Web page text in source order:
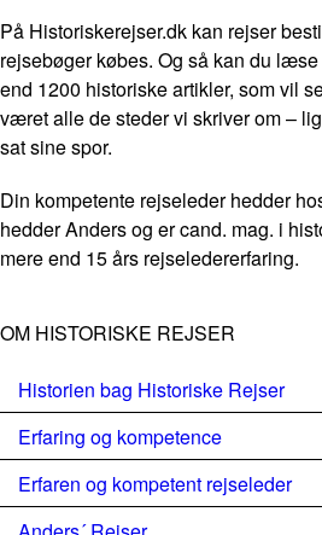
På Historiskerejser.dk kan rejser
rejsebøger købes. Og så kan du
end 1200 historiske artikler, som vil
været alle de steder vi skriver om –
sat sine spor.
Din kompetente rejseleder hedder
hedder Anders og er cand. mag. i
mere end 15 års rejseledererfaring.
OM HISTORISKE REJSER
Historien bag Historiske Rejser
Erfaring og kompetence
Erfaren og kompetent rejseleder